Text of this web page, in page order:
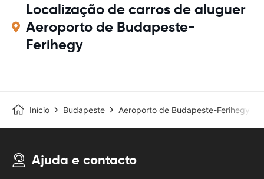
Localização de carros de aluguer
Aeroporto de Budapeste-
Ferihegy
Início Budapeste Aeroporto de Budapeste-Ferihegy
Ajuda e contacto